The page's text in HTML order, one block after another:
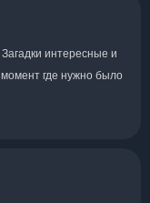
интересные и
где нужно было